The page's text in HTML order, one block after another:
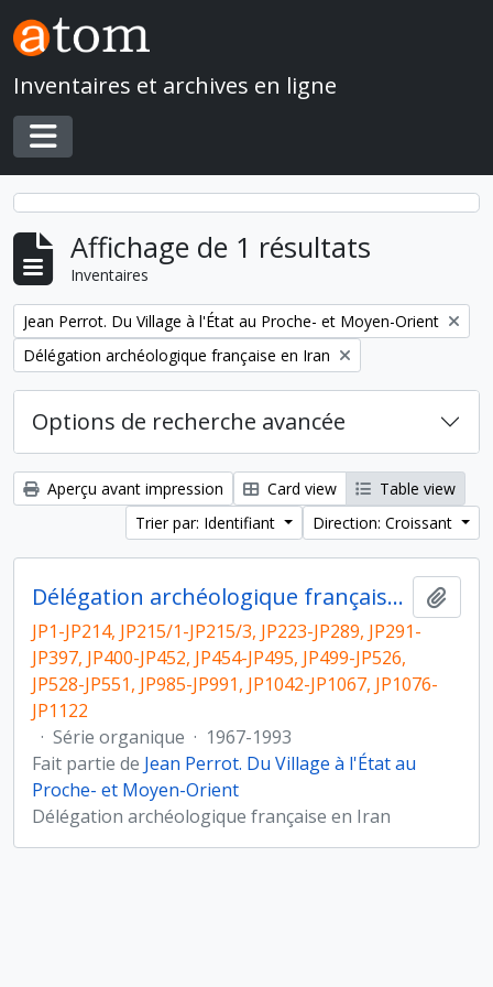
Skip to main content
Inventaires et archives en ligne
Toggle navigation
Affichage de 1 résultats
Inventaires
Remove filter:
Jean Perrot. Du Village à l'État au Proche- et Moyen-Orient
Remove filter:
Délégation archéologique française en Iran
Options de recherche avancée
Aperçu avant impression Card view
Table view
Trier par: Identifiant
Direction: Croissant
Délégation archéologique française en Iran
JP1-JP214, JP215/1-JP215/3, JP223-JP289, JP291-
JP397, JP400-JP452, JP454-JP495, JP499-JP526,
JP528-JP551, JP985-JP991, JP1042-JP1067, JP1076-
JP1122
· Série organique · 1967-1993
Fait partie de Jean Perrot. Du Village à l'État au
Proche- et Moyen-Orient
Délégation archéologique française en Iran